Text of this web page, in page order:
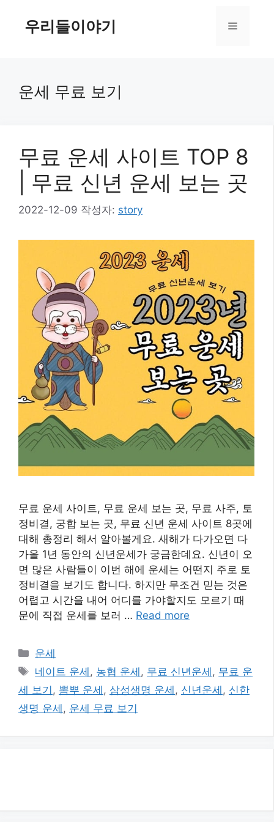
우리들이야기 메
운세 무료 보기
무료 운세 사이트 TOP 8
| 무료 신년 운세 보는 곳
2022-12-09 작성자: story
무료 운세 사이트, 무료 운세 보는 곳, 무료 사주, 토
정비결, 궁합 보는 곳, 무료 신년 운세 사이트 8곳에
대해 총정리 해서 알아볼게요. 새해가 다가오면 다
가올 1년 동안의 신년운세가 궁금한데요. 신년이 오
면 많은 사람들이 이번 해에 운세는 어떤지 주로 토
정비결을 보기도 합니다. 하지만 무조건 믿는 것은
어렵고 시간을 내어 어디를 가야할지도 모르기 때
문에 직접 운세를 보러 … Read more
카
테
고
리
운세
태
그
네이트 운세 , 농협 운세 , 무료 신년운세 , 무료 운
세 보기 , 뽐뿌 운세 , 삼성생명 운세 , 신년운세 , 신한
생명 운세 , 운세 무료 보기